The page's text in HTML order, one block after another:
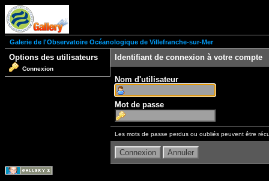
Galerie de l'Observatoire Océanologique de Villefranche-sur-Mer
Options des utilisateurs
Connexion
Identifiant de connexion à votre compte
Nom d'utilisateur
Mot de passe
Les mots de passe perdus ou oubliés peuvent être